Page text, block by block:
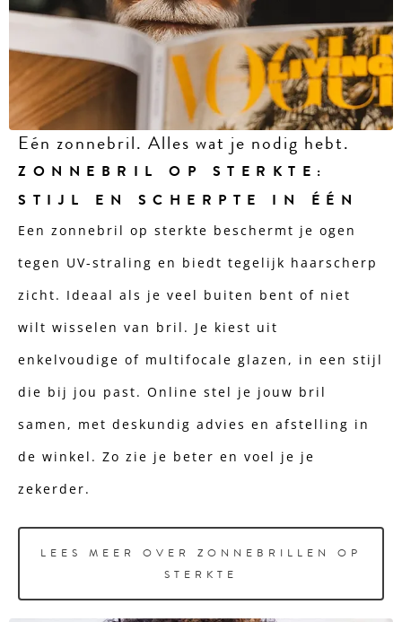
Eén zonnebril. Alles wat je nodig hebt.
ZONNEBRIL OP STERKTE:
STIJL EN SCHERPTE IN ÉÉN
Een zonnebril op sterkte beschermt je ogen
tegen UV-straling en biedt tegelijk haarscherp
zicht. Ideaal als je veel buiten bent of niet
wilt wisselen van bril. Je kiest uit
enkelvoudige of multifocale glazen, in een stijl
die bij jou past. Online stel je jouw bril
samen, met deskundig advies en afstelling in
de winkel. Zo zie je beter en voel je je
zekerder.
LEES MEER OVER ZONNEBRILLEN OP
STERKTE